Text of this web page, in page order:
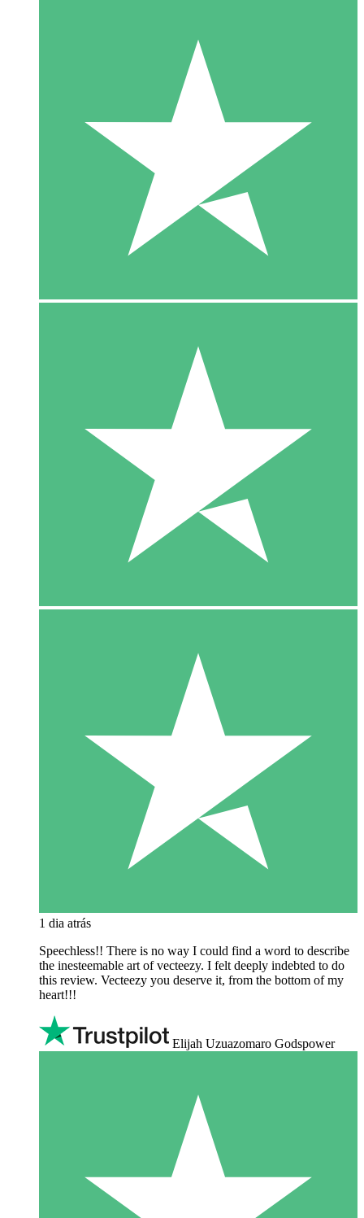
1 dia atrás
Speechless!! There is no way I could find a word to describe
the inesteemable art of vecteezy. I felt deeply indebted to do
this review. Vecteezy you deserve it, from the bottom of my
heart!!!
Elijah Uzuazomaro Godspower